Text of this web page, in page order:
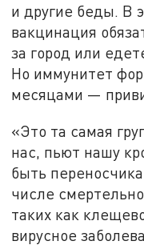
и другие беды. В
вакцинация
за город или
Но иммунитет
месяцами —
«Это та самая
нас, пьют нашу
быть
числе
таких как
вирусное